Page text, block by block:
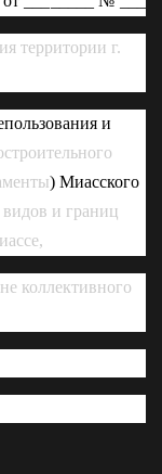
территории г.
и
) Миасского
и границ
коллективного